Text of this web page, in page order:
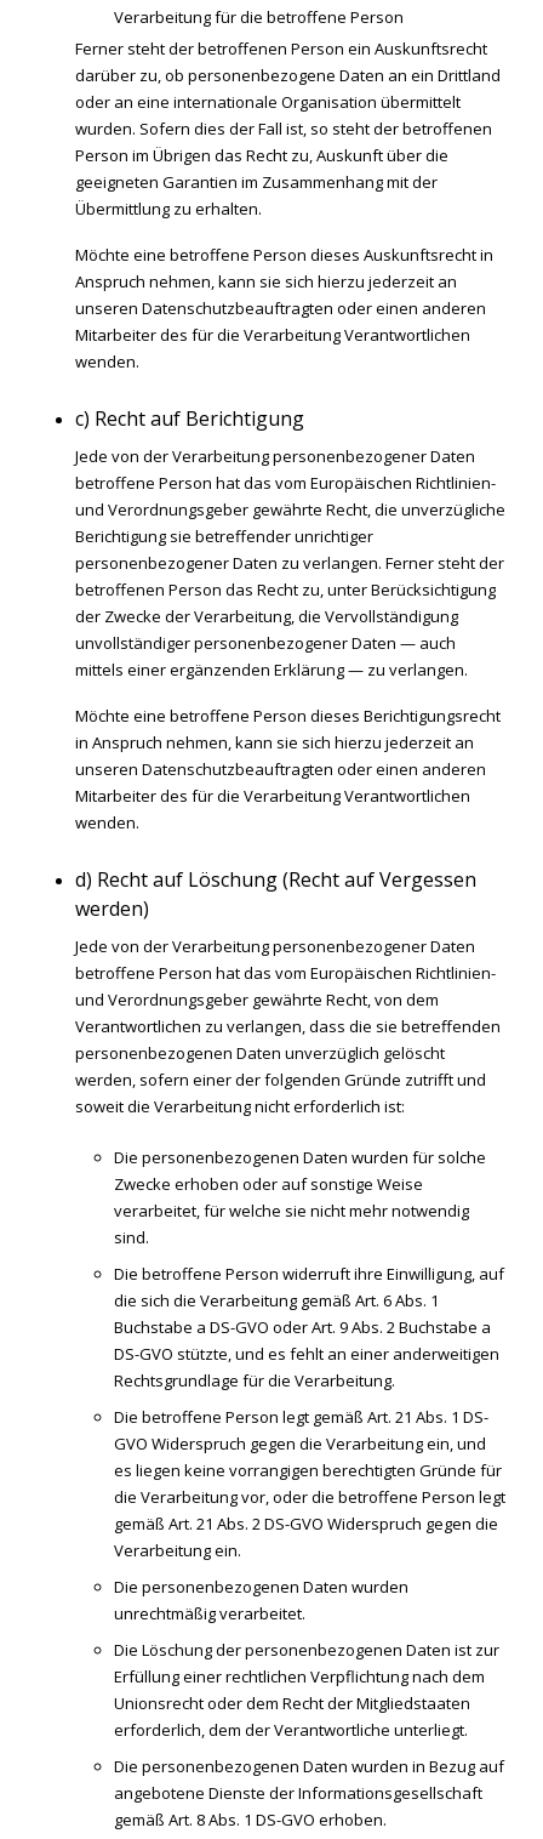
Verarbeitung für die betroffene Person
Ferner steht der betroffenen Person ein Auskunftsrecht
darüber zu, ob personenbezogene Daten an ein Drittland
oder an eine internationale Organisation übermittelt
wurden. Sofern dies der Fall ist, so steht der betroffenen
Person im Übrigen das Recht zu, Auskunft über die
geeigneten Garantien im Zusammenhang mit der
Übermittlung zu erhalten.
Möchte eine betroffene Person dieses Auskunftsrecht in
Anspruch nehmen, kann sie sich hierzu jederzeit an
unseren Datenschutzbeauftragten oder einen anderen
Mitarbeiter des für die Verarbeitung Verantwortlichen
wenden.
c) Recht auf Berichtigung
Jede von der Verarbeitung personenbezogener Daten
betroffene Person hat das vom Europäischen Richtlinien-
und Verordnungsgeber gewährte Recht, die unverzügliche
Berichtigung sie betreffender unrichtiger
personenbezogener Daten zu verlangen. Ferner steht der
betroffenen Person das Recht zu, unter Berücksichtigung
der Zwecke der Verarbeitung, die Vervollständigung
unvollständiger personenbezogener Daten — auch
mittels einer ergänzenden Erklärung — zu verlangen.
Möchte eine betroffene Person dieses Berichtigungsrecht
in Anspruch nehmen, kann sie sich hierzu jederzeit an
unseren Datenschutzbeauftragten oder einen anderen
Mitarbeiter des für die Verarbeitung Verantwortlichen
wenden.
d) Recht auf Löschung (Recht auf Vergessen
werden)
Jede von der Verarbeitung personenbezogener Daten
betroffene Person hat das vom Europäischen Richtlinien-
und Verordnungsgeber gewährte Recht, von dem
Verantwortlichen zu verlangen, dass die sie betreffenden
personenbezogenen Daten unverzüglich gelöscht
werden, sofern einer der folgenden Gründe zutrifft und
soweit die Verarbeitung nicht erforderlich ist:
Die personenbezogenen Daten wurden für solche
Zwecke erhoben oder auf sonstige Weise
verarbeitet, für welche sie nicht mehr notwendig
sind.
Die betroffene Person widerruft ihre Einwilligung, auf
die sich die Verarbeitung gemäß Art. 6 Abs. 1
Buchstabe a DS-GVO oder Art. 9 Abs. 2 Buchstabe a
DS-GVO stützte, und es fehlt an einer anderweitigen
Rechtsgrundlage für die Verarbeitung.
Die betroffene Person legt gemäß Art. 21 Abs. 1 DS-
GVO Widerspruch gegen die Verarbeitung ein, und
es liegen keine vorrangigen berechtigten Gründe für
die Verarbeitung vor, oder die betroffene Person legt
gemäß Art. 21 Abs. 2 DS-GVO Widerspruch gegen die
Verarbeitung ein.
Die personenbezogenen Daten wurden
unrechtmäßig verarbeitet.
Die Löschung der personenbezogenen Daten ist zur
Erfüllung einer rechtlichen Verpflichtung nach dem
Unionsrecht oder dem Recht der Mitgliedstaaten
erforderlich, dem der Verantwortliche unterliegt.
Die personenbezogenen Daten wurden in Bezug auf
angebotene Dienste der Informationsgesellschaft
gemäß Art. 8 Abs. 1 DS-GVO erhoben.